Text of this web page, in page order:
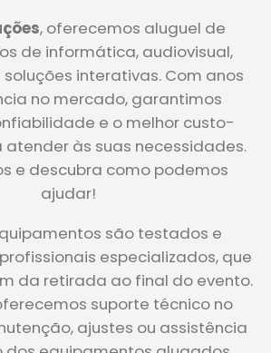
, oferecemos aluguel de
de informática, audiovisual,
interativas. Com anos
no mercado, garantimos
e o melhor custo-
às suas necessidades.
e descubra como podemos
ajudar!
são testados e
especializados, que
da retirada ao final do evento.
suporte técnico no
ajustes ou assistência